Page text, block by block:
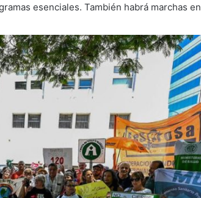
esenciales. También habrá marchas en